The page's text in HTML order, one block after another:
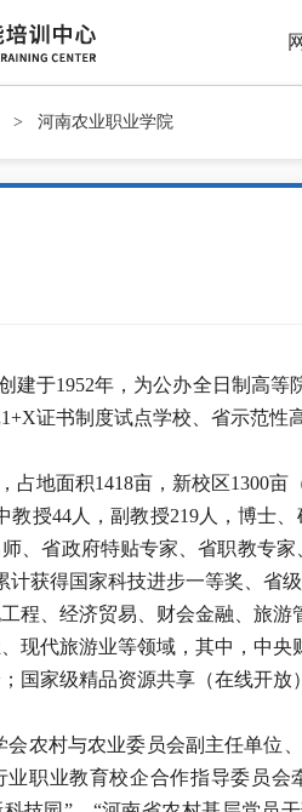
> 河南农业职业学院
建于1952年，为公办全日制高
证书制度试点学校、省示范性
占地面积1418亩，新校区1300
教授44人，副教授219人，博士
、省政府特贴专家、省职教专
计获得国家科技进步一等奖、省
程、经济贸易、财会金融、旅
现代旅游业等领域，其中，中
国家级精品资源共享（在线开
会农村与农业委员会副主任单位
职业教育校企合作指导委员